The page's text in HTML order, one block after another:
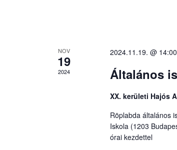
NOV
19
2024
2024.11.19. @ 14:00
Általános
XX. kerületi Hajós
Röplabda általános
Iskola (1203
órai kezdettel